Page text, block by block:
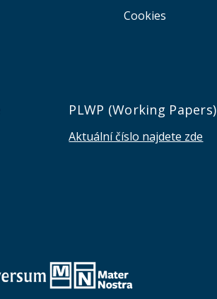
Cookies
PLWP (Working Papers)
Aktuální číslo najdete zde